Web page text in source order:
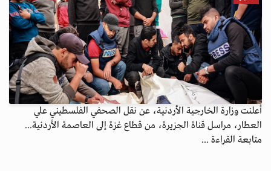
أعلنت وزارة الخارجية الأردنية، عن نقل الصحفي الفلسطيني علي
العطار، مراسل قناة الجزيرة، من قطاع غزة إلى العاصمة الأردنية...
متابعة القراءة ...